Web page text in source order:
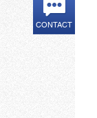
CONTACT